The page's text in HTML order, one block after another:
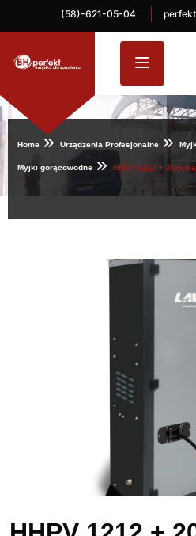
(58)-621-05-04
Home Urządzenia Profesjonalne
Myjki gorącowodne HHPV 1212 + 20m